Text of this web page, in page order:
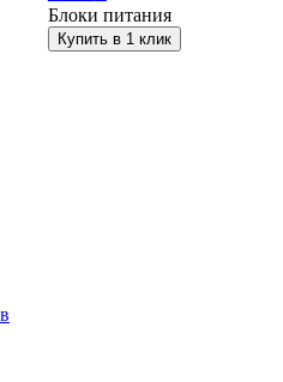
Блоки питания
Купить в 1 клик